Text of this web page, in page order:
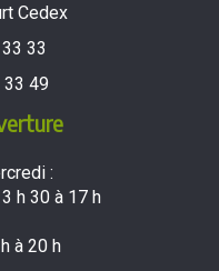
Cedex
33
49
:
h 30 à 17 h
à 20 h